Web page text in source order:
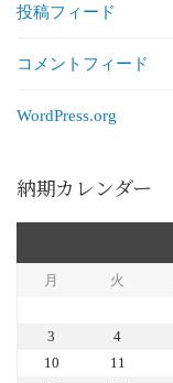
投稿フィード
コメントフィード
WordPress.org
納期カレンダー
月 火
3
4
10
11